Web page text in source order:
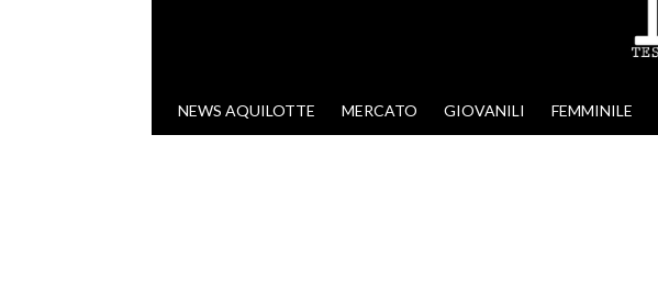
VAI AL CONTENUTO
NEWS AQUILOTTE MERCATO GIOVANILI FEMMINILE